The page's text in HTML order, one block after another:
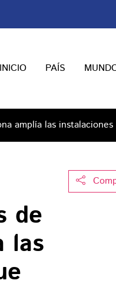
INICIO PAÍS
amplía las
de
las